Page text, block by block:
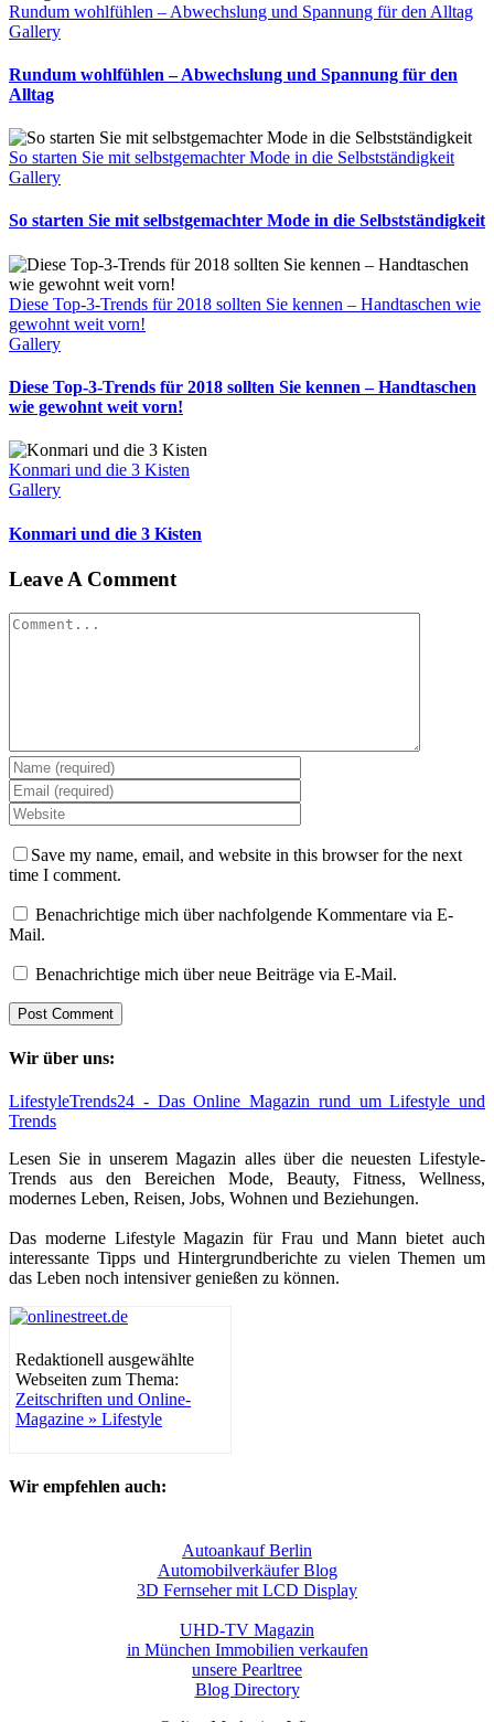
Rundum wohlfühlen – Abwechslung und Spannung für den Alltag
Gallery
Rundum wohlfühlen – Abwechslung und Spannung für den
Alltag
So starten Sie mit selbstgemachter Mode in die Selbstständigkeit
Gallery
So starten Sie mit selbstgemachter Mode in die Selbstständigkeit
Diese Top-3-Trends für 2018 sollten Sie kennen – Handtaschen wie
gewohnt weit vorn!
Gallery
Diese Top-3-Trends für 2018 sollten Sie kennen – Handtaschen
wie gewohnt weit vorn!
Konmari und die 3 Kisten
Gallery
Konmari und die 3 Kisten
Leave A Comment
Comment
Save my name, email, and website in this browser for the next
time I comment.
Benachrichtige mich über nachfolgende Kommentare via E-
Mail.
Benachrichtige mich über neue Beiträge via E-Mail.
Wir über uns:
LifestyleTrends24 - Das Online Magazin rund um Lifestyle und
Trends
Lesen Sie in unserem Magazin alles über die neuesten Lifestyle-
Trends aus den Bereichen Mode, Beauty, Fitness, Wellness,
modernes Leben, Reisen, Jobs, Wohnen und Beziehungen.
Das moderne Lifestyle Magazin für Frau und Mann bietet auch
interessante Tipps und Hintergrundberichte zu vielen Themen um
das Leben noch intensiver genießen zu können.
Redaktionell ausgewählte
Webseiten zum Thema:
Zeitschriften und Online-
Magazine » Lifestyle
Wir empfehlen auch:
Autoankauf Berlin
Automobilverkäufer Blog
3D Fernseher mit LCD Display
UHD-TV Magazin
in München Immobilien verkaufen
unsere Pearltree
Blog Directory